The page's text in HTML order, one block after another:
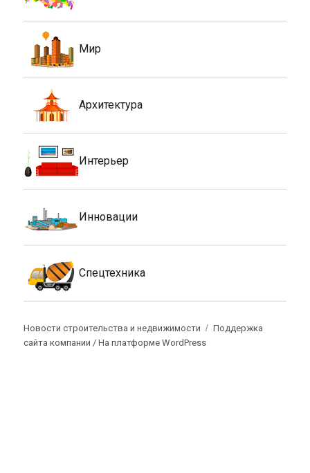
Мир
Архитектура
Интерьер
Инновации
Спецтехника
Новости строительства и недвижимости
Поддержка
сайта компании /На платформе WordPress